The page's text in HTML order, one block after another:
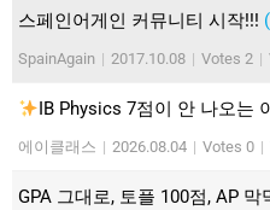
스페인어게인 커뮤니티 시작!!!
SpainAgain | 2017.10.08 | Votes 2 |
IB Physics 7점이 안 나오는
에이클래스 | 2026.08.04 | Votes 0 |
GPA 그대로, 토플 100점, AP